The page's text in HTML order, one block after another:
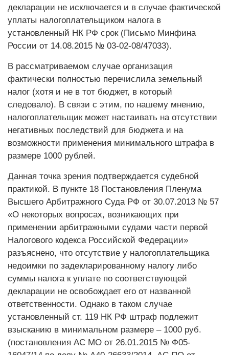
декларации не исключается и в случае фактической
уплаты налогоплательщиком налога в
установленный НК РФ срок (Письмо Минфина
России от 14.08.2015 № 03-02-08/47033).
В рассматриваемом случае организация
фактически полностью перечислила земельный
налог (хотя и не в тот бюджет, в который
следовало). В связи с этим, по нашему мнению,
налогоплательщик может настаивать на отсутствии
негативных последствий для бюджета и на
возможности применения минимального штрафа в
размере 1000 рублей.
Данная точка зрения подтверждается судебной
практикой. В пункте 18 Постановления Пленума
Высшего Арбитражного Суда РФ от 30.07.2013 № 57
«О некоторых вопросах, возникающих при
применении арбитражными судами части первой
Налогового кодекса Российской Федерации»
разъяснено, что отсутствие у налогоплательщика
недоимки по задекларированному налогу либо
суммы налога к уплате по соответствующей
декларации не освобождает его от названной
ответственности. Однако в таком случае
установленный ст. 119 НК РФ штраф подлежит
взысканию в минимальном размере – 1000 руб.
(постановления АС МО от 26.01.2015 № Ф05-